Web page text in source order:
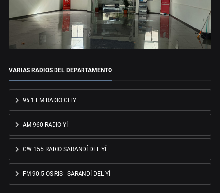
VARIAS RADIOS DEL DEPARTAMENTO
95.1 FM RADIO CITY
AM 960 RADIO YÍ
CW 155 RADIO SARANDÍ DEL YÍ
FM 90.5 OSIRIS - SARANDÍ DEL YÍ